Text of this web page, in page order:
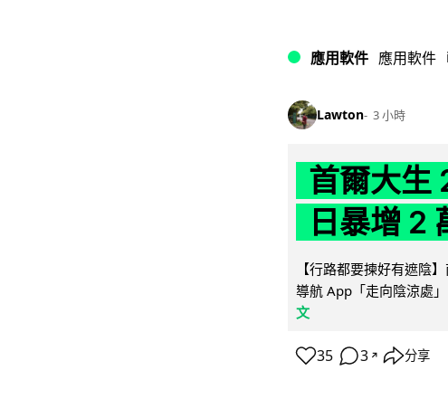
應用軟件 應用軟件
Lawton 3 小時
首爾大生
日暴增 2
【行路都要揀好有遮陰
導航 App「走向陰涼處
文
35 3 ↗ 分享